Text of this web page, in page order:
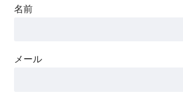
名前
メール